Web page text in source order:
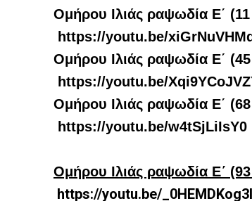
Ομήρου Ιλιάς ραψωδία E΄
https://youtu.be/
Ομήρου Ιλιάς ραψωδία E΄
https://youtu.be/
Ομήρου Ιλιάς ραψωδία E΄
https://youtu.be/w4tSjLiIsY0
Ομήρου Ιλιάς ραψωδία E΄
https://youtu.be/_0HEMDKog3I